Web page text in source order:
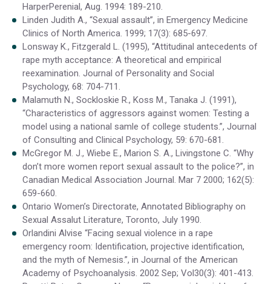
HarperPerenial, Aug. 1994: 189-210.
Linden Judith A., “Sexual assault”, in Emergency Medicine
Clinics of North America. 1999; 17(3): 685-697.
Lonsway K., Fitzgerald L. (1995), “Attitudinal antecedents of
rape myth acceptance: A theoretical and empirical
reexamination. Journal of Personality and Social
Psychology, 68: 704-711.
Malamuth N., Sockloskie R., Koss M., Tanaka J. (1991),
“Characteristics of aggressors against women: Testing a
model using a national samle of college students.”, Journal
of Consulting and Clinical Psychology, 59: 670-681.
McGregor M. J., Wiebe E., Marion S. A., Livingstone C. “Why
don’t more women report sexual assault to the police?”, in
Canadian Medical Association Journal. Mar 7 2000; 162(5):
659-660.
Ontario Women’s Directorate, Annotated Bibliography on
Sexual Assalut Literature, Toronto, July 1990.
Orlandini Alvise “Facing sexual violence in a rape
emergency room: Identification, projective identification,
and the myth of Nemesis.”, in Journal of the American
Academy of Psychoanalysis. 2002 Sep; Vol30(3): 401-413.